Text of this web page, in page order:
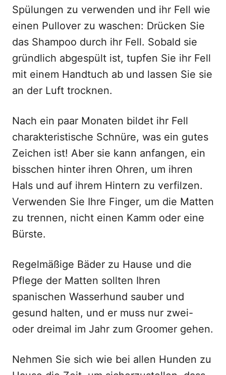
Spülungen zu verwenden und ihr Fell wie
einen Pullover zu waschen: Drücken Sie
das Shampoo durch ihr Fell. Sobald sie
gründlich abgespült ist, tupfen Sie ihr Fell
mit einem Handtuch ab und lassen Sie sie
an der Luft trocknen.
Nach ein paar Monaten bildet ihr Fell
charakteristische Schnüre, was ein gutes
Zeichen ist! Aber sie kann anfangen, ein
bisschen hinter ihren Ohren, um ihren
Hals und auf ihrem Hintern zu verfilzen.
Verwenden Sie Ihre Finger, um die Matten
zu trennen, nicht einen Kamm oder eine
Bürste.
Regelmäßige Bäder zu Hause und die
Pflege der Matten sollten Ihren
spanischen Wasserhund sauber und
gesund halten, und er muss nur zwei-
oder dreimal im Jahr zum Groomer gehen.
Nehmen Sie sich wie bei allen Hunden zu